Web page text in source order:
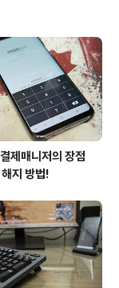
제매니저의 장점
지 방법!